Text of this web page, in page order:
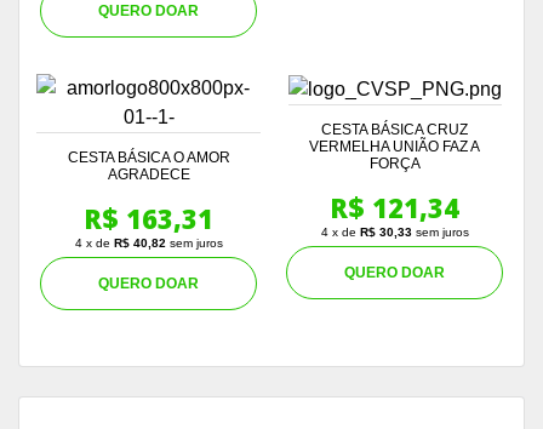
QUERO DOAR
CESTA BÁSICA O AMOR
AGRADECE
R$ 163,31
4 x de R$ 40,82sem juros
QUERO DOAR
CESTA BÁSICA CRUZ
VERMELHA UNIÃO FAZ A
FORÇA
R$ 121,34
4 x de R$ 30,33sem juros
QUERO DOAR